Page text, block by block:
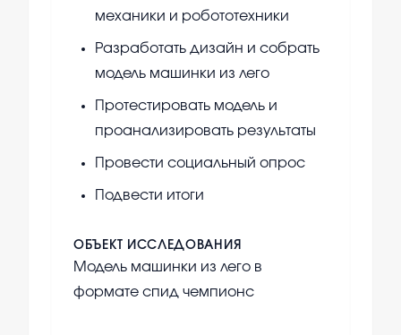
механики и робототехники
Разработать дизайн и собрать
модель машинки из лего
Протестировать модель и
проанализировать результаты
Провести социальный опрос
Подвести итоги
ОБЪЕКТ ИССЛЕДОВАНИЯ
Модель машинки из лего в
формате спид чемпионс